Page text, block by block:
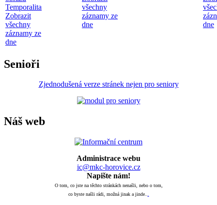
Temporalita
Zobrazit
všechny
záznamy ze
dne
všechny
záznamy ze
dne
dne
Senioři
Zjednodušená verze stránek nejen pro seniory
Náš web
Administrace webu
ic@mkc-horovice.cz
Napište nám!
O tom, co jste na těchto stránkách nenašli, nebo o tom,
co byste našli rádi, možná jinak a jinde...